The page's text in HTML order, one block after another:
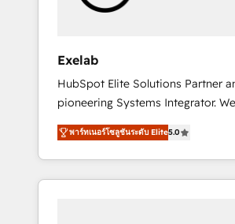
perspective. Many of our
operators need as their systems,
processes evolve. Since 2014,
supported 1,400+ clients across a
of industries, including healthcare,
B2B services, manufacturing,
services and more. Whether clients are new
to HubSpot or expanding into
Exelab
HubSpot Elite Solutions Partner
pioneering Systems Integrator. We believe
technology should serve business
not the other way around. Every
begins with clear objectives,
journey mapping, and
พาร์ทเนอร์โซลูชันระดับ Elite5.0